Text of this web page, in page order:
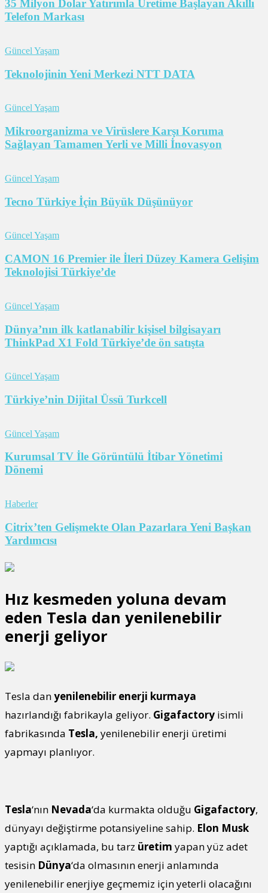
35 Milyon Dolar Yatırımla Üretime Başlayan Akıllı
Telefon Markası
Güncel Yaşam
Teknolojinin Yeni Merkezi NTT DATA
Güncel Yaşam
Mikroorganizma ve Virüslere Karşı Koruma
Sağlayan Tamamen Yerli ve Milli İnovasyon
Güncel Yaşam
Tecno Türkiye İçin Büyük Düşünüyor
Güncel Yaşam
CAMON 16 Premier ile İleri Düzey Kamera Gelişim
Teknolojisi Türkiye’de
Güncel Yaşam
Dünya’nın ilk katlanabilir kişisel bilgisayarı
ThinkPad X1 Fold Türkiye’de ön satışta
Güncel Yaşam
Türkiye’nin Dijital Üssü Turkcell
Güncel Yaşam
Kurumsal TV İle Görüntülü İtibar Yönetimi
Dönemi
Haberler
Citrix’ten Gelişmekte Olan Pazarlara Yeni Başkan
Yardımcısı
Hız kesmeden yoluna devam
eden Tesla dan yenilenebilir
enerji geliyor
Tesla danyenilenebilir enerji kurmaya
hazırlandığı fabrikayla geliyor. Gigafactory isimli
fabrikasında Tesla, yenilenebilir enerji üretimi
yapmayı planlıyor.
Tesla‘nın Nevada‘da kurmakta olduğu Gigafactory,
dünyayı değiştirme potansiyeline sahip. Elon Musk
yaptığı açıklamada, bu tarz üretim yapan yüz adet
tesisin Dünya‘da olmasının enerji anlamında
yenilenebilir enerjiye geçmemiz için yeterli olacağını